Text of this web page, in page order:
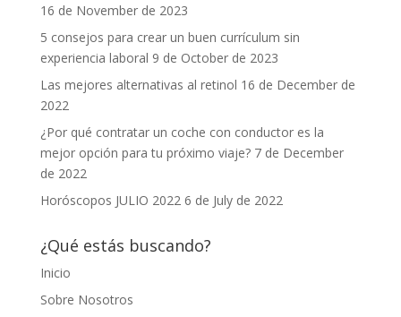
16 de November de 2023
5 consejos para crear un buen currículum sin
experiencia laboral 9 de October de 2023
Las mejores alternativas al retinol 16 de December de
2022
¿Por qué contratar un coche con conductor es la
mejor opción para tu próximo viaje? 7 de December
de 2022
Horóscopos JULIO 2022 6 de July de 2022
¿Qué estás buscando?
Inicio
Sobre Nosotros